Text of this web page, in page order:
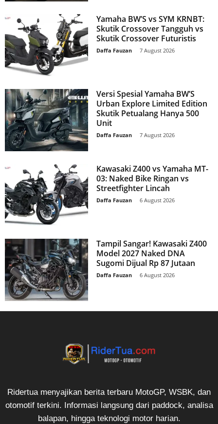
Yamaha BW’S vs SYM KRNBT:
Skutik Crossover Tangguh vs
Skutik Crossover Futuristis
Daffa Fauzan 7 August 2026
Versi Spesial Yamaha BW’S
Urban Explore Limited Edition
Skutik Petualang Hanya 500
Unit
Daffa Fauzan 7 August 2026
Kawasaki Z400 vs Yamaha MT-
03: Naked Bike Ringan vs
Streetfighter Lincah
Daffa Fauzan 6 August 2026
Tampil Sangar! Kawasaki Z400
Model 2027 Naked DNA
Sugomi Dijual Rp 87 Jutaan
Daffa Fauzan 6 August 2026
Ridertua menyajikan berita terbaru MotoGP, WSBK, dan
otomotif terkini. Informasi langsung dari paddock, analisa
balapan, hingga teknologi motor harian.